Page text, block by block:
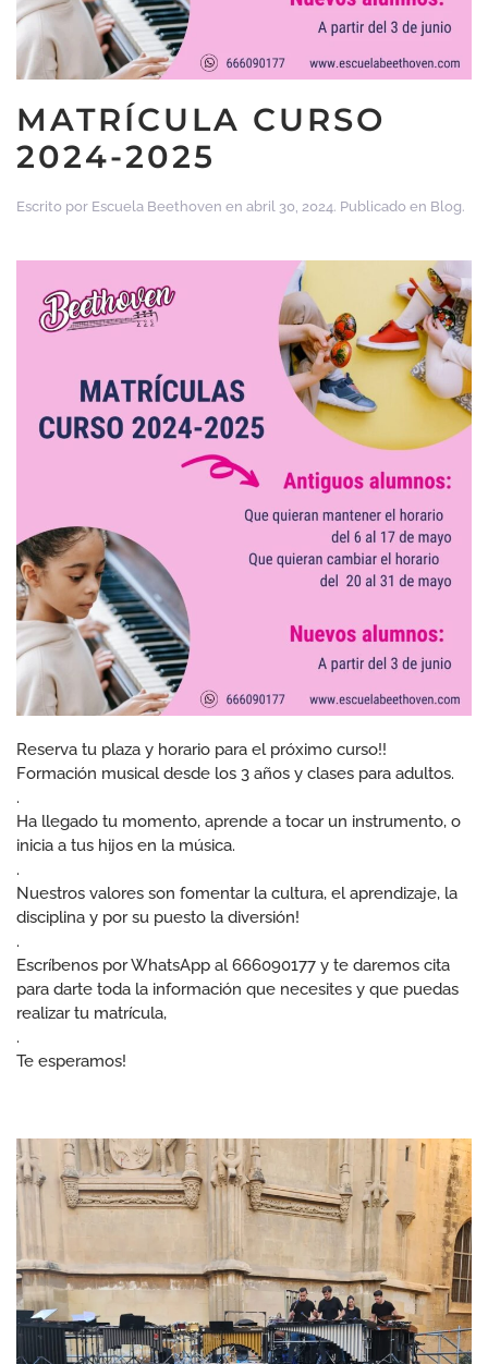
MATRÍCULA CURSO
2024-2025
Escrito por Escuela Beethoven en abril 30, 2024. Publicado en Blog.
Reserva tu plaza y horario para el próximo curso!!
Formación musical desde los 3 años y clases para adultos.
.
Ha llegado tu momento, aprende a tocar un instrumento, o
inicia a tus hijos en la música.
.
Nuestros valores son fomentar la cultura, el aprendizaje, la
disciplina y por su puesto la diversión!
.
Escríbenos por WhatsApp al 666090177 y te daremos cita
para darte toda la información que necesites y que puedas
realizar tu matrícula,
.
Te esperamos!